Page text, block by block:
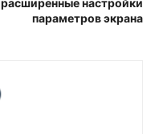
расширенные настройки
параметров экрана